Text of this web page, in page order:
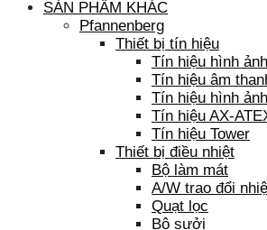
SẢN PHẨM KHÁC
Pfannenberg
Thiết bị tín hiệu
Tín hiệu hình ảnh
Tín hiệu âm
Tín hiệu hình
Tín hiệu AX-
Tín hiệu Tower
Thiết bị điều nhiệt
Bộ làm mát
A/W trao đổi
Quạt lọc
Bộ sưởi